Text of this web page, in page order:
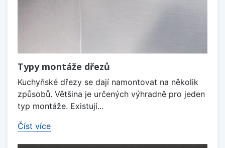
Typy montáže dřezů
Kuchyňské dřezy se dají namontovat na několik
způsobů. Většina je určených výhradně pro jeden
typ montáže. Existují...
Číst více